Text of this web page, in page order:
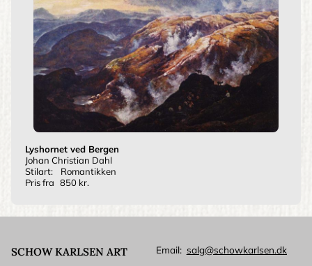
Lyshornet ved Bergen
Johan Christian Dahl
Stilart:
Romantikken
Pris fra 850 kr.
SCHOW KARLSEN ART Email salg@schowkarlsen.dk